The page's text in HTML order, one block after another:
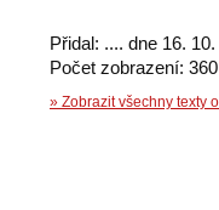
Přidal: .... dne 16.
Počet zobrazení:
» Zobrazit všechny texty